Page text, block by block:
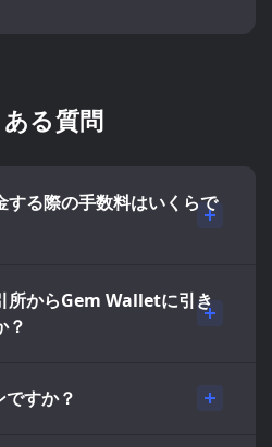
る質問
する際の手数料はいくらで
所からGem Walletに引き
？
ですか？